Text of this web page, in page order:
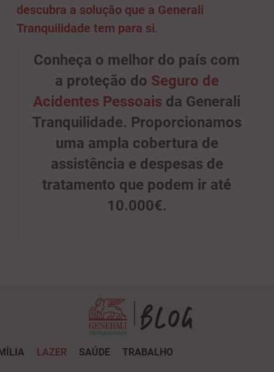
descubra a solução que a Generali
Tranquilidade tem para si.
Conheça o melhor do país com
a proteção do Seguro de
Acidentes Pessoais da Generali
Tranquilidade. Proporcionamos
uma ampla cobertura de
assistência e despesas de
tratamento que podem ir até
10.000€.
LAZER SAÚDE TRABALHO